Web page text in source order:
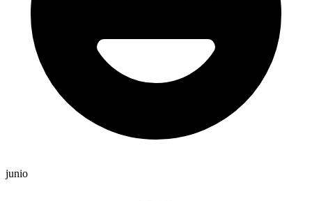
junio